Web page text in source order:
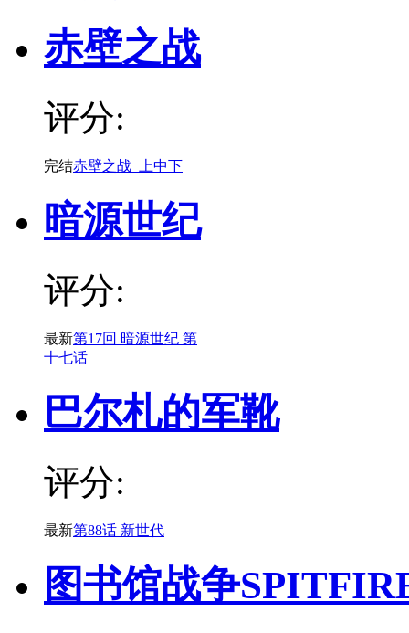
赤壁之战
评分:
完结赤壁之战_上中下
暗源世纪
评分:
最新第17回 暗源世纪 第
十七话
巴尔札的军靴
评分:
最新第88话 新世代
图书馆战争